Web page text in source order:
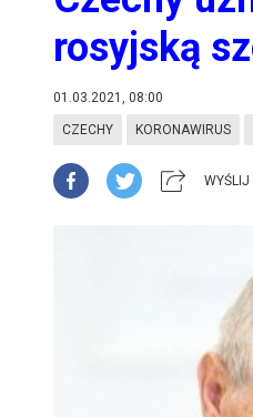
rosyjską
01.03.2021, 08:00
CZECHY KORONAWIRUS
WYŚLIJ